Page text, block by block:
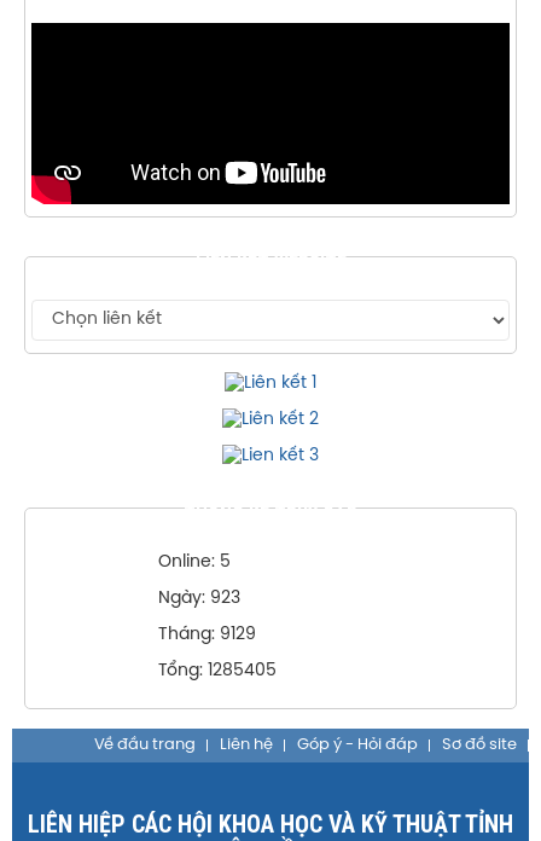
LIÊN KẾT WEBSITE
THỐNG KÊ TRUY CẬP
Online: 5
Ngày: 923
Tháng: 9129
Tổng: 1285405
Về đầu trang Liên hệ Góp ý - Hỏi đáp Sơ đồ site
LIÊN HIỆP CÁC HỘI KHOA HỌC VÀ KỸ THUẬT TỈNH